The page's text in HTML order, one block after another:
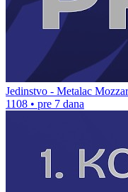
Jedinstvo - Metalac
1108 • pre 7 dana